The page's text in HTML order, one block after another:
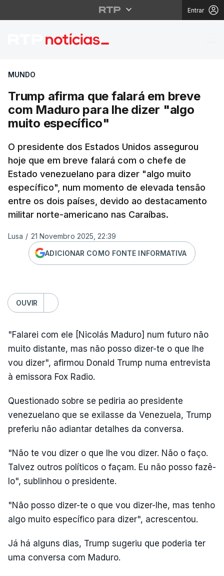
Entrar
Trump afirma que
MUNDO
Trump afirma que falará em breve
com Maduro para lhe dizer "algo
muito específico"
O presidente dos Estados Unidos assegurou
hoje que em breve falará com o chefe de
Estado venezuelano para dizer "algo muito
específico", num momento de elevada tensão
entre os dois países, devido ao destacamento
militar norte-americano nas Caraíbas.
Lusa / 21 Novembro 2025, 22:39
ADICIONAR COMO FONTE INFORMATIVA
OUVIR
"Falarei com ele [Nicolás Maduro] num futuro não
muito distante, mas não posso dizer-te o que lhe
vou dizer", afirmou Donald Trump numa entrevista
à emissora Fox Radio.
Questionado sobre se pediria ao presidente
venezuelano que se exilasse da Venezuela, Trump
preferiu não adiantar detalhes da conversa.
"Não te vou dizer o que lhe vou dizer. Não o faço.
Talvez outros políticos o façam. Eu não posso fazê-
lo", sublinhou o presidente.
"Não posso dizer-te o que vou dizer-lhe, mas tenho
algo muito específico para dizer", acrescentou.
Já há alguns dias, Trump sugeriu que poderia ter
uma conversa com Maduro.